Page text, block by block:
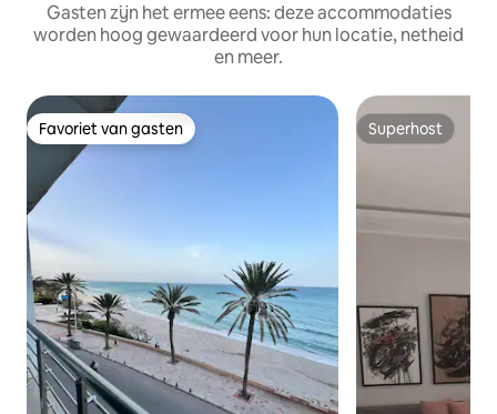
Gasten zijn het ermee eens: deze accommodaties
worden hoog gewaardeerd voor hun locatie, netheid
en meer.
Favoriet van gasten
Favoriet van gasten Superhost
Superhost